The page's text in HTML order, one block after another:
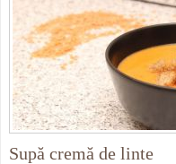
Supă cremă de linte